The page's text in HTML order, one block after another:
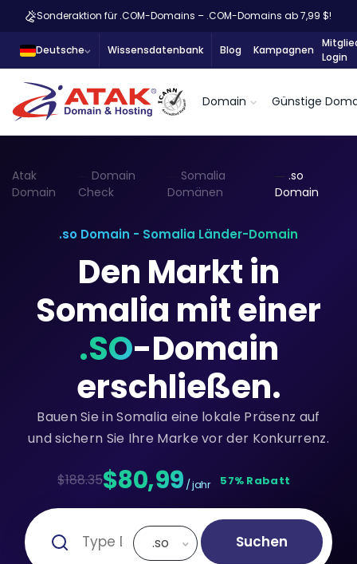
Sonderaktion für .COM-Domains – .COM-Domains ab 7,99 $!
Deutsche Wissensdatenbank Blog Kampagnen
Login
Domain Günstige
Atak
Domain
Domain
Check
Somalia
Domänen
.so
Domain
.so Domain - Somalia Länder-Domain
Den Markt in
Somalia mit einer
.SO-Domain
erschließen.
Bauen Sie in Somalia eine lokale Präsenz auf
und sichern Sie Ihre Marke vor der Konkurrenz.
$188.35$80,99 / jahr 57% Rabatt
.so Suchen